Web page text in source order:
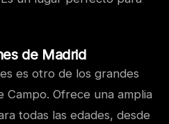
de Madrid
es otro de los grandes
Campo. Ofrece una amplia
todas las edades, desde